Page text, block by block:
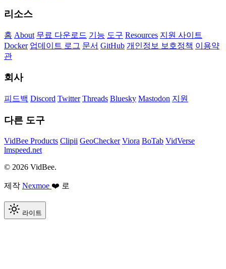
리소스
홈 About 무료 다운로드 기능 도구 Resources 지원 사이트
Docker 업데이트 로그 문서 GitHub 개인정보 보호정책 이용약
관
회사
피드백 Discord Twitter Threads Bluesky Mastodon 지원
다른 도구
VidBee Products Clipii GeoChecker Viora BoTab VidVerse
lmspeed.net
© 2026 VidBee.
제작 Nexmoe ❤️ 로
라이트